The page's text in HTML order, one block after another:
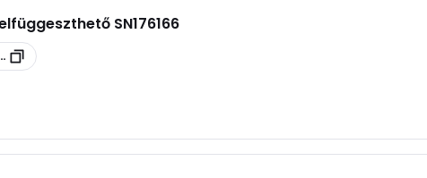
SN176166
VT-3220 11180